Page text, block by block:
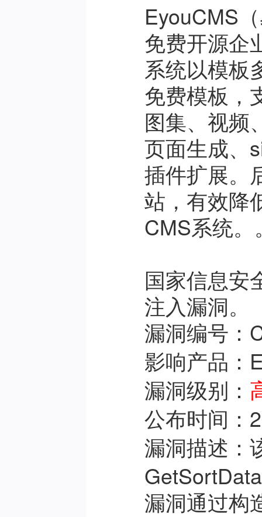
EyouCMS
免费开源企
系统以模板
免费模板，
图集、视频
页面生成、
插件扩展。
站，有效降
CMS系统。
国家信息安
注入漏洞。
漏洞编号
影响产品
漏洞级别 ：
公布时间
漏洞描述
漏洞通过构